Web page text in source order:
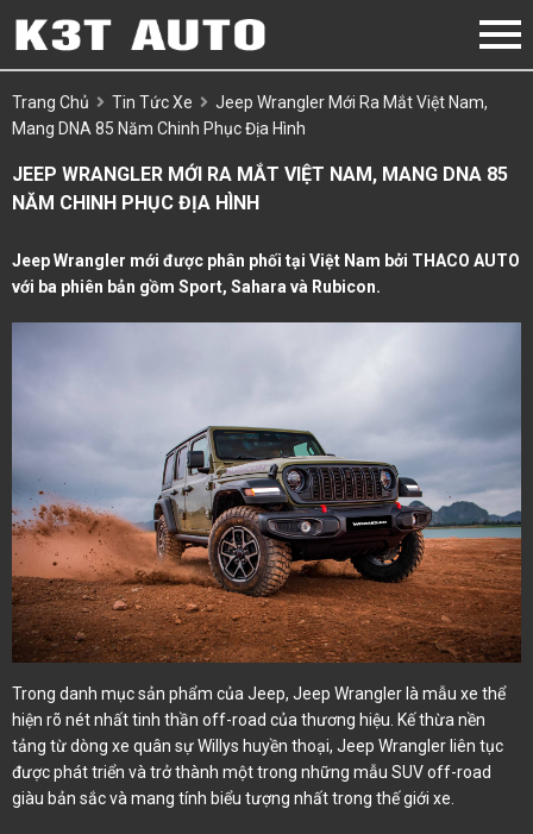
Trang Chủ Tin Tức Xe
Jeep Wrangler Mới Ra Mắt Việt Nam,
Mang DNA 85 Năm Chinh Phục Địa Hình
JEEP WRANGLER MỚI RA MẮT VIỆT NAM, MANG DNA 85
NĂM CHINH PHỤC ĐỊA HÌNH
Jeep Wrangler mới được phân phối tại Việt Nam bởi THACO AUTO
với ba phiên bản gồm Sport, Sahara và Rubicon.
Trong danh mục sản phẩm của Jeep, Jeep Wrangler là mẫu xe thể
hiện rõ nét nhất tinh thần off-road của thương hiệu. Kế thừa nền
tảng từ dòng xe quân sự Willys huyền thoại, Jeep Wrangler liên tục
được phát triển và trở thành một trong những mẫu SUV off-road
giàu bản sắc và mang tính biểu tượng nhất trong thế giới xe.